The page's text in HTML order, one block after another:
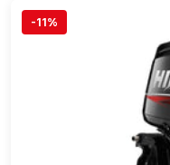
-11%